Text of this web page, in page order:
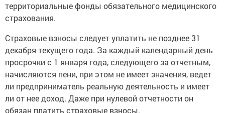
территориальные фонды обязательного медицинского
страхования.
Страховые взносы следует уплатить не позднее 31
декабря текущего года. За каждый календарный день
просрочки с 1 января года, следующего за отчетным,
начисляются пени, при этом не имеет значения, ведет
ли предприниматель реальную деятельность и имеет
ли от нее доход. Даже при нулевой отчетности он
обязан платить страховые взносы.